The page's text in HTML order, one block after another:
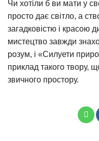
Чи хотіли б ви мати у
просто дає світло, а
загадковістю і красою
мистецтво завжди
розум, і «Силуети
приклад такого твору,
звичного простору.